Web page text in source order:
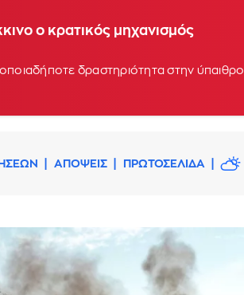
ο κρατικός μηχανισμός
δραστηριότητα στην ύπαιθρο
ΑΠΟΨΕΙΣ ΠΡΩΤΟΣΕΛΙΔΑ